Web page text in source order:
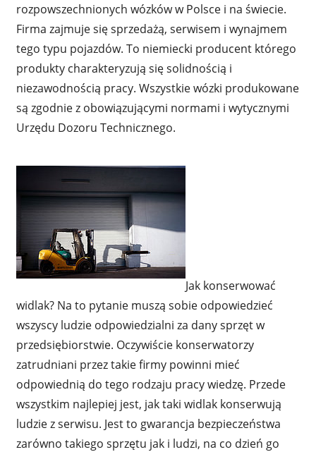
rozpowszechnionych wózków w Polsce i na świecie.
Firma zajmuje się sprzedażą, serwisem i wynajmem
tego typu pojazdów. To niemiecki producent którego
produkty charakteryzują się solidnością i
niezawodnością pracy. Wszystkie wózki produkowane
są zgodnie z obowiązującymi normami i wytycznymi
Urzędu Dozoru Technicznego.
Jak konserwować
widlak? Na to pytanie muszą sobie odpowiedzieć
wszyscy ludzie odpowiedzialni za dany sprzęt w
przedsiębiorstwie. Oczywiście konserwatorzy
zatrudniani przez takie firmy powinni mieć
odpowiednią do tego rodzaju pracy wiedzę. Przede
wszystkim najlepiej jest, jak taki widlak konserwują
ludzie z serwisu. Jest to gwarancja bezpieczeństwa
zarówno takiego sprzętu jak i ludzi, na co dzień go